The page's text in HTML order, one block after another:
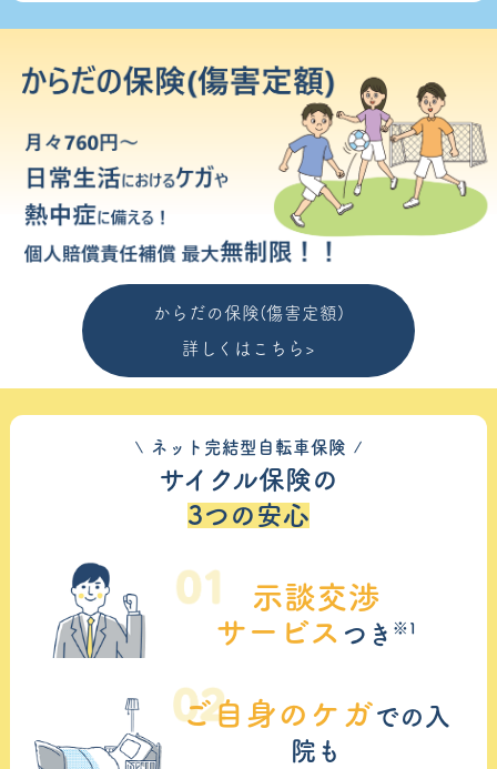
からだの保険(傷害定額)
詳しくはこちら>
ネット完結型自転車保険
サイクル保険の
3つの安心
示談交渉
サービス つき ※1
ご自身のケガでの入
院も